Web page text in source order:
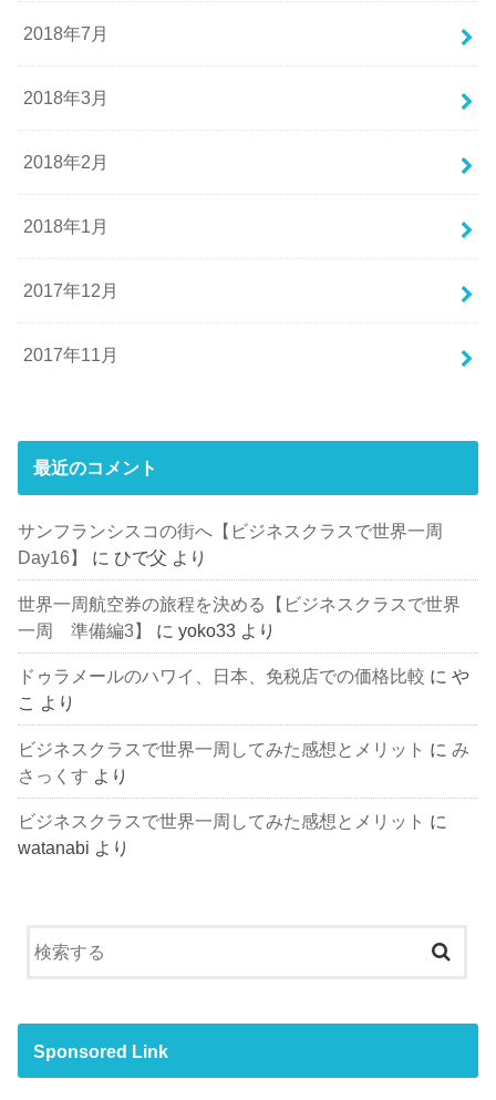
2018年7月
2018年3月
2018年2月
2018年1月
2017年12月
2017年11月
最近のコメント
サンフランシスコの街へ【ビジネスクラスで世界一周
Day16】
に ひで父 より
世界一周航空券の旅程を決める【ビジネスクラスで世界
一周 準備編3】
にyoko33 より
ドゥラメールのハワイ、日本、免税店での価格比較 にや
こ より
ビジネスクラスで世界一周してみた感想とメリット に み
さっくす より
ビジネスクラスで世界一周してみた感想とメリット に
watanabi より
Sponsored Link